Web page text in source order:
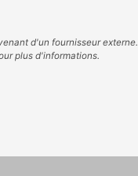
d'un fournisseur externe.
plus d'informations.